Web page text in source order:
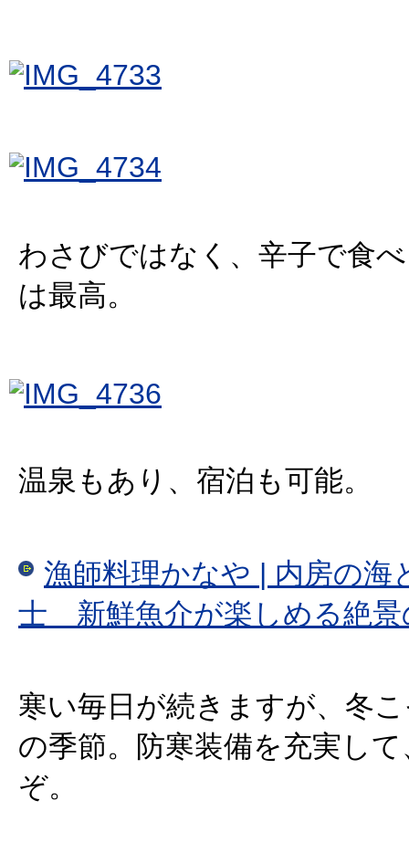
わさびではなく、辛子で食
は最高。
温泉もあり、宿泊も可能。
漁師料理かなや | 内房の海
士 新鮮魚介が楽しめる絶景
寒い毎日が続きますが、冬
の季節。防寒装備を充実し
ぞ。